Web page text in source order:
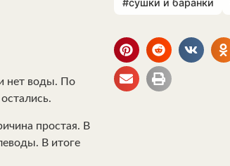
нет воды. По
простая. В
В итоге
#сушки и баранки